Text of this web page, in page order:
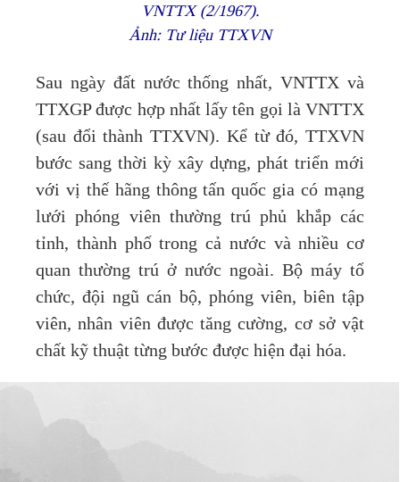
VNTTX (2/1967).
Ảnh: Tư liệu TTXVN
Sau ngày đất nước thống nhất, VNTTX và
TTXGP được hợp nhất lấy tên gọi là VNTTX
(sau đổi thành TTXVN). Kể từ đó, TTXVN
bước sang thời kỳ xây dựng, phát triển mới
với vị thế hãng thông tấn quốc gia có mạng
lưới phóng viên thường trú phủ khắp các
tỉnh, thành phố trong cả nước và nhiều cơ
quan thường trú ở nước ngoài. Bộ máy tổ
chức, đội ngũ cán bộ, phóng viên, biên tập
viên, nhân viên được tăng cường, cơ sở vật
chất kỹ thuật từng bước được hiện đại hóa.